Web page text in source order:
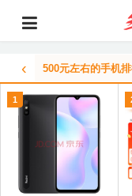
‹ 500元左右的手机
1